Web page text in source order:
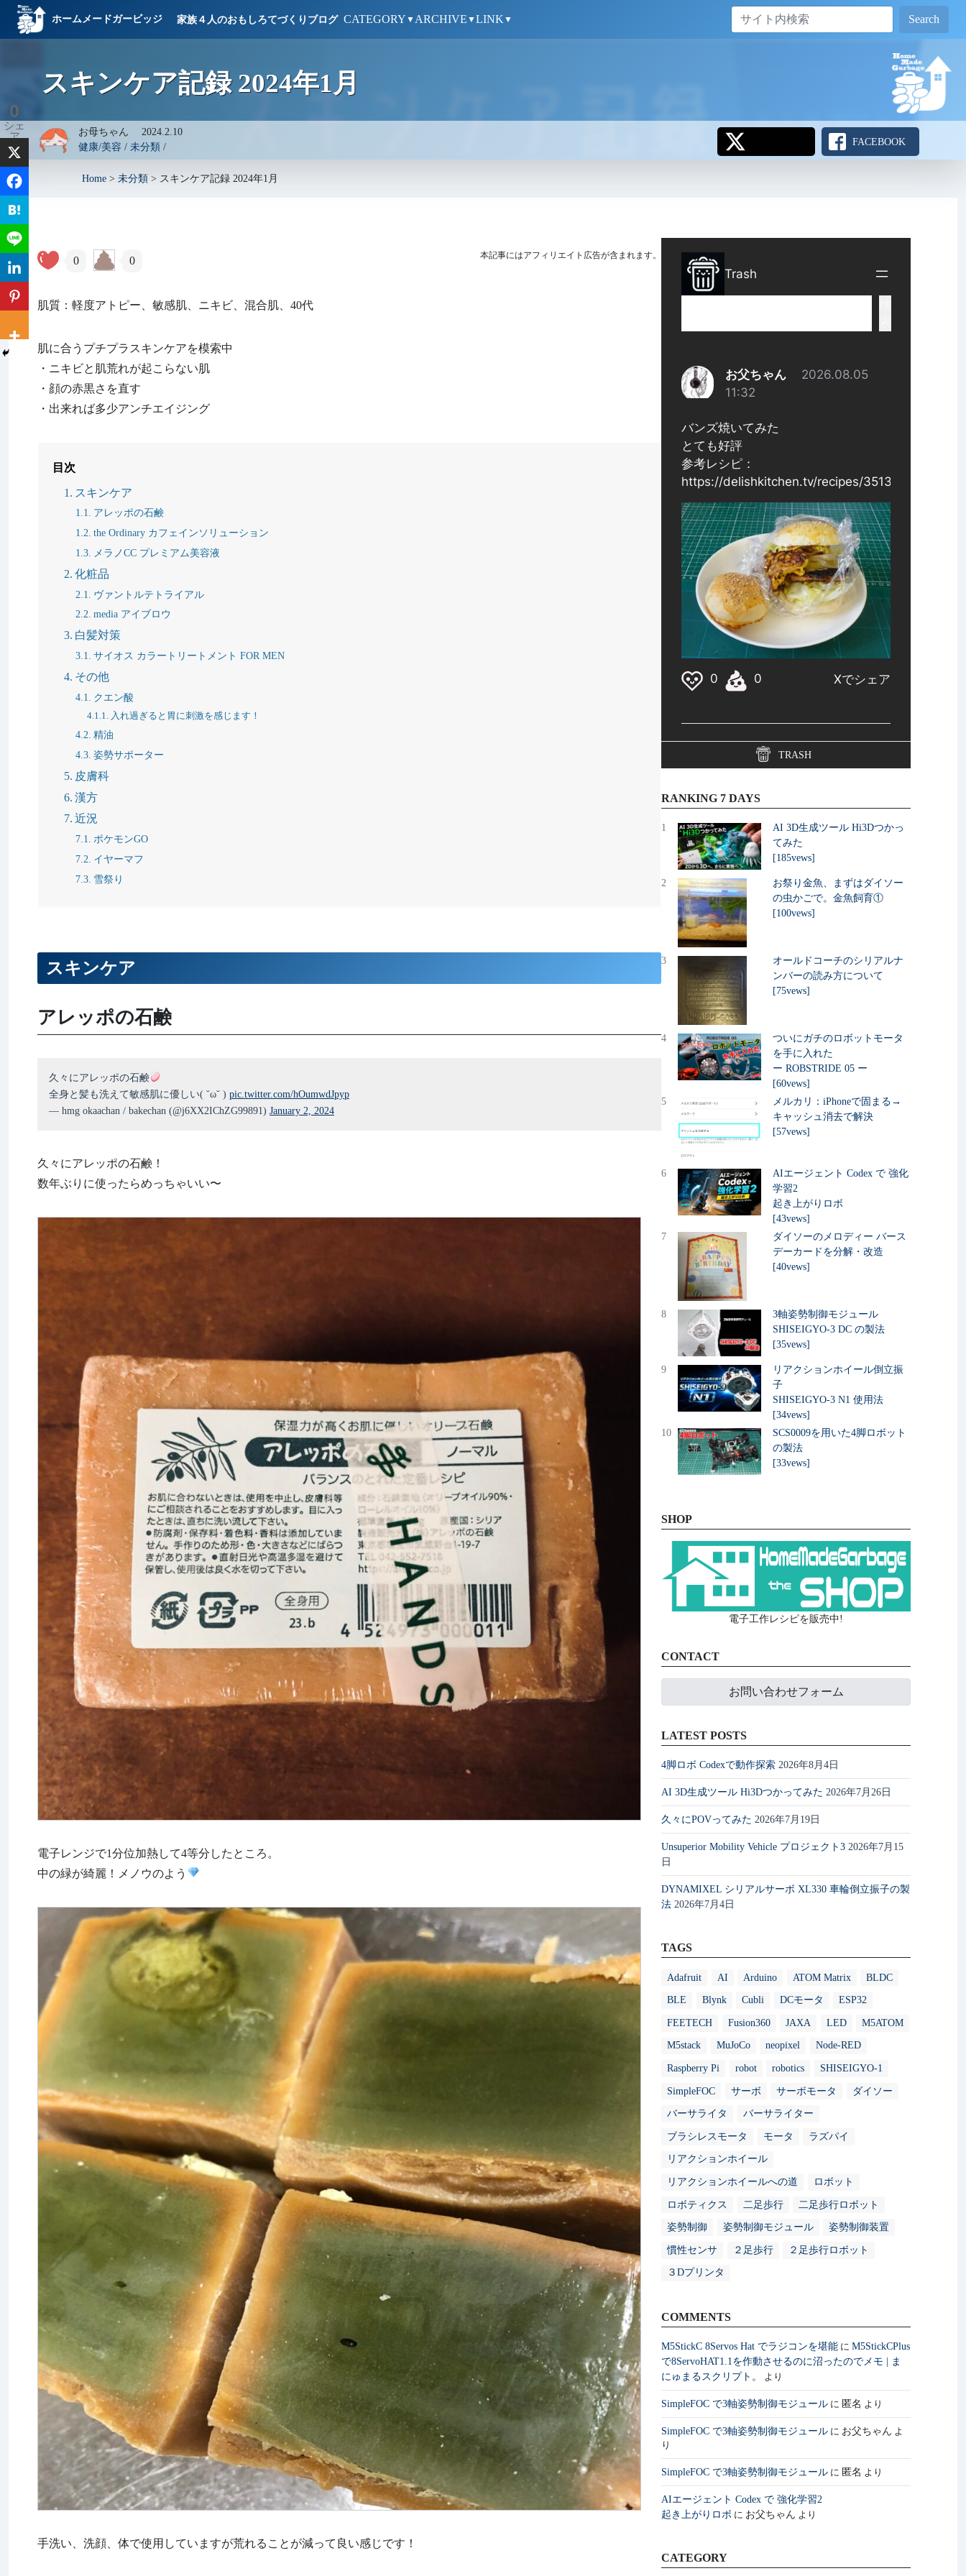
ホームメードガービッジ 家族４人のおもしろてづくりブログ CATEGORY ▼ ARCHIVE ▼LINK ▼ Search
スキンケア記録 2024年1月
お母ちゃん 2024.2.10
健康/美容 / 未分類 / FACEBOOK
Home > 未分類 > スキンケア記録 2024年1月
本記事にはアフィリエイト広告が含まれます。
0 0
肌質：軽度アトピー、敏感肌、ニキビ、混合肌、40代
肌に合うプチプラスキンケアを模索中
・ニキビと肌荒れが起こらない肌
・顔の赤黒さを直す
・出来れば多少アンチエイジング
目次
スキンケア
アレッポの石鹸
the Ordinary カフェインソリューション
メラノCC プレミアム美容液
化粧品
ヴァントルテトライアル
media アイブロウ
白髪対策
サイオス カラートリートメント FOR MEN
その他
クエン酸
入れ過ぎると胃に刺激を感じます！
精油
姿勢サポーター
皮膚科
漢方
近況
ポケモンGO
イヤーマフ
雪祭り
スキンケア
アレッポの石鹸
久々にアレッポの石鹸
全身と髪も洗えて敏感肌に優しい( ˘ω˘ ) pic.twitter.com/hOumwdJpyp
— hmg okaachan / bakechan (@j6XX2IChZG99891) January 2, 2024
久々にアレッポの石鹸！
数年ぶりに使ったらめっちゃいい〜
電子レンジで1分位加熱して4等分したところ。
中の緑が綺麗！メノウのよう
手洗い、洗顔、体で使用していますが荒れることが減って良い感じです！
0
シェ
ア
TRASH
RANKING 7 DAYS
1
AI 3D生成ツール Hi3Dつかっ
てみた
[185vews]
2
お祭り金魚、まずはダイソー
の虫かごで。金魚飼育①
[100vews]
3
オールドコーチのシリアルナ
ンバーの読み方について
[75vews]
4
ついにガチのロボットモータ
を手に入れた
ー ROBSTRIDE 05 ー
[60vews]
5
メルカリ：iPhoneで固まる→
キャッシュ消去で解決
[57vews]
6
AIエージェント Codex で 強化
学習2
起き上がりロボ
[43vews]
7
ダイソーのメロディー バース
デーカードを分解・改造
[40vews]
8
3軸姿勢制御モジュール
SHISEIGYO-3 DC の製法
[35vews]
9
リアクションホイール倒立振
子
SHISEIGYO-3 N1 使用法
[34vews]
10
SCS0009を用いた4脚ロボット
の製法
[33vews]
SHOP
電子工作レシピを販売中!
CONTACT
お問い合わせフォーム
LATEST POSTS
4脚ロボ Codexで動作探索 2026年8月4日
AI 3D生成ツール Hi3Dつかってみた 2026年7月26日
久々にPOVってみた 2026年7月19日
Unsuperior Mobility Vehicle プロジェクト3 2026年7月15
日
DYNAMIXEL シリアルサーボ XL330 車輪倒立振子の製
法 2026年7月4日
TAGS
Adafruit AI Arduino ATOM Matrix BLDC
BLE Blynk Cubli DCモータ ESP32
FEETECH Fusion360 JAXA LED M5ATOM
M5stack MuJoCo neopixel Node-RED
Raspberry Pi robot robotics SHISEIGYO-1
SimpleFOC サーボ サーボモータ ダイソー
バーサライタ バーサライター
ブラシレスモータ モータ ラズパイ
リアクションホイール
リアクションホイールへの道 ロボット
ロボティクス 二足歩行 二足歩行ロボット
姿勢制御 姿勢制御モジュール 姿勢制御装置
慣性センサ ２足歩行 ２足歩行ロボット
３Dプリンタ
COMMENTS
M5StickC 8Servos Hat でラジコンを堪能 に M5StickCPlus
で8ServoHAT1.1を作動させるのに沼ったのでメモ | ま
にゅまるスクリプト。
より
SimpleFOC で3軸姿勢制御モジュール に 匿名 より
SimpleFOC で3軸姿勢制御モジュール に お父ちゃん よ
り
SimpleFOC で3軸姿勢制御モジュール に 匿名 より
AIエージェント Codex で 強化学習2
起き上がりロボ に お父ちゃん より
CATEGORY